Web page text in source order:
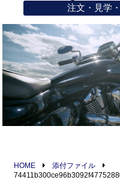
注文・見学
HOME
添付ファイル